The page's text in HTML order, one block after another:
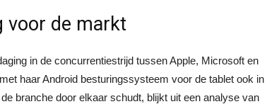
voor de markt
in de concurrentiestrijd tussen Apple, Microsoft en
haar Android besturingssysteem voor de tablet ook in
branche door elkaar schudt, blijkt uit een analyse van